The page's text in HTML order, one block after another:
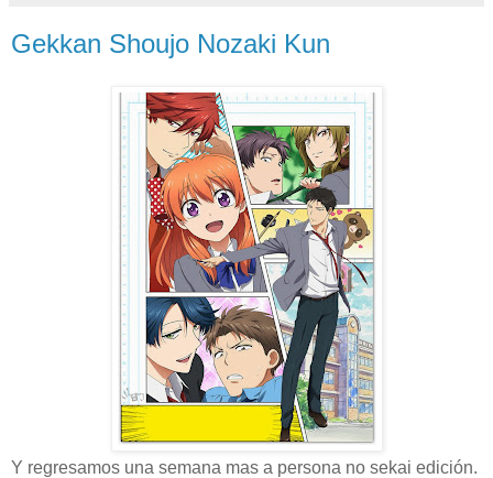
Gekkan Shoujo Nozaki Kun
Y regresamos una semana mas a persona no sekai edición.